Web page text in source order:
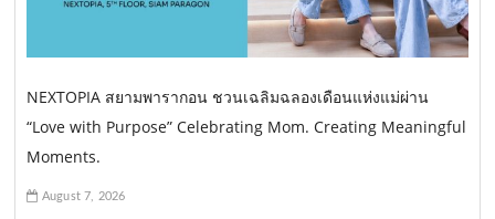
NEXTOPIA สยามพารากอน ชวนเฉลิมฉลองเดือนแห่งแม่ผ่าน
“Love with Purpose” Celebrating Mom. Creating Meaningful
Moments.
August 7, 2026